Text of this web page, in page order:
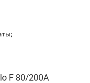
F 80/200A